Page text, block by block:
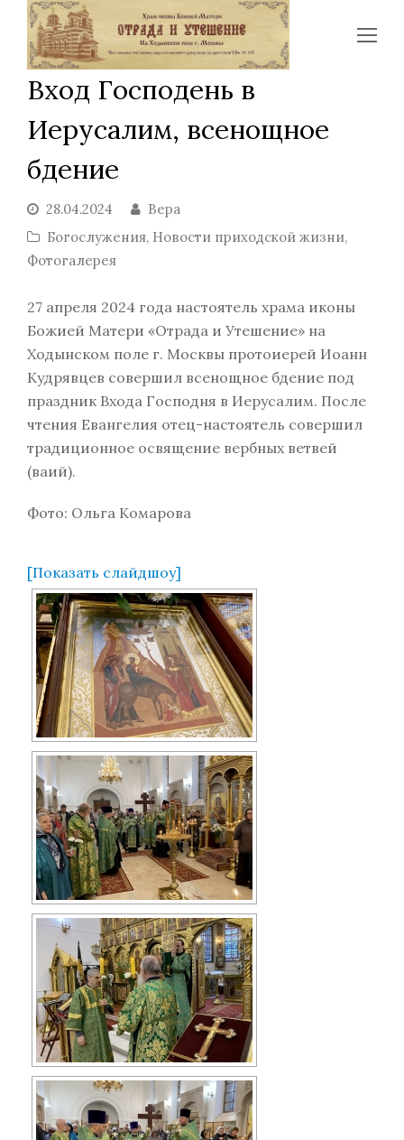
Вход Господень в
Иерусалим, всенощное
бдение
28.04.2024
Вера
Богослужения, Новости приходской жизни,
Фотогалерея
27 апреля 2024 года настоятель храма иконы
Божией Матери «Отрада и Утешение» на
Ходынском поле г. Москвы протоиерей Иоанн
Кудрявцев совершил всенощное бдение под
праздник Входа Господня в Иерусалим. После
чтения Евангелия отец-настоятель совершил
традиционное освящение вербных ветвей
(ваий).
Фото: Ольга Комарова
[Показать слайдшоу]